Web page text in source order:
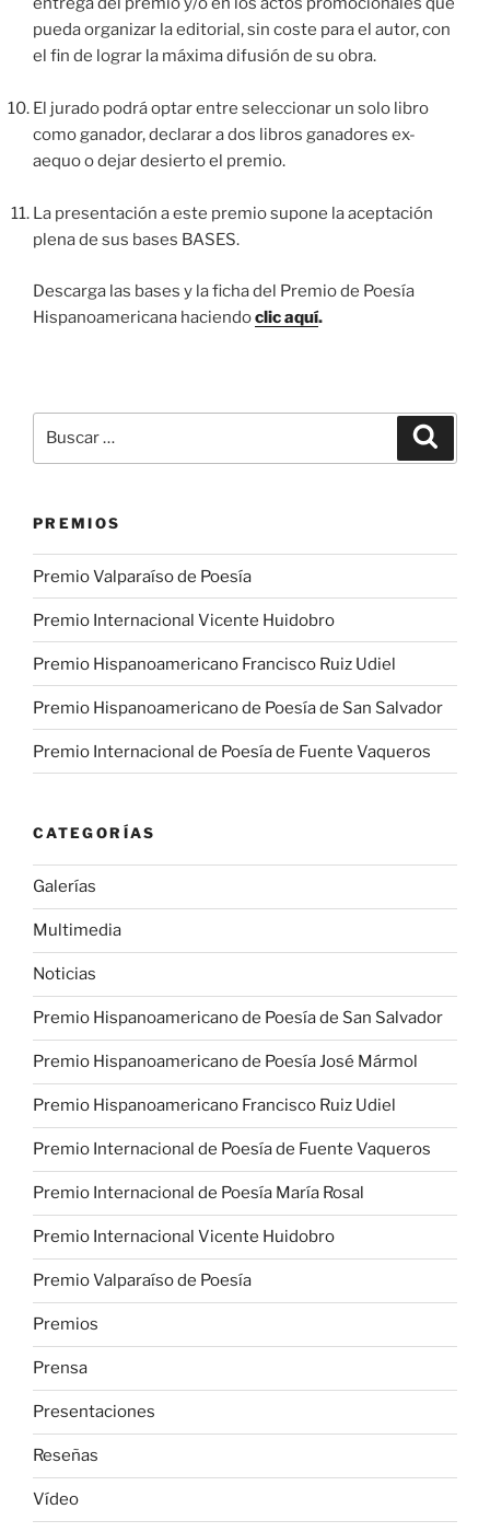
pueda organizar la editorial, sin coste para el autor, con
el fin de lograr la máxima difusión de su obra.
El jurado podrá optar entre seleccionar un solo libro
como ganador, declarar a dos libros ganadores ex-
aequo o dejar desierto el premio.
La presentación a este premio supone la aceptación
plena de sus bases BASES.
Descarga las bases y la ficha del Premio de Poesía
Hispanoamericana haciendoclic aquí.
por:
PREMIOS
Premio Valparaíso de Poesía
Premio Internacional Vicente Huidobro
Premio Hispanoamericano Francisco Ruiz Udiel
Premio Hispanoamericano de Poesía de San Salvador
Premio Internacional de Poesía de Fuente Vaqueros
CATEGORÍAS
Galerías
Multimedia
Noticias
Premio Hispanoamericano de Poesía de San Salvador
Premio Hispanoamericano de Poesía José Mármol
Premio Hispanoamericano Francisco Ruiz Udiel
Premio Internacional de Poesía de Fuente Vaqueros
Premio Internacional de Poesía María Rosal
Premio Internacional Vicente Huidobro
Premio Valparaíso de Poesía
Premios
Prensa
Presentaciones
Reseñas
Vídeo